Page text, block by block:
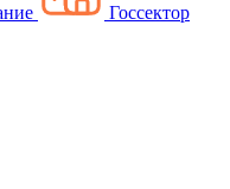
Госсектор